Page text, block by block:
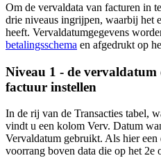
Om de vervaldata van facturen in
drie niveaus ingrijpen, waarbij het
heeft. Vervaldatumgegevens
betalingsschema en afgedrukt op
Niveau 1 - de vervaldatum
factuur instellen
In de rij van de Transacties tabel,
vindt u een kolom Verv. Datum
Vervaldatum gebruikt. Als hier een
voorrang boven data die op het 2e